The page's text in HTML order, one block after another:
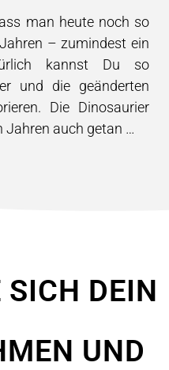
man heute noch so
– zumindest ein
kannst Du so
und die geänderten
Die Dinosaurier
Jahren auch getan …
SICH DEIN
UND